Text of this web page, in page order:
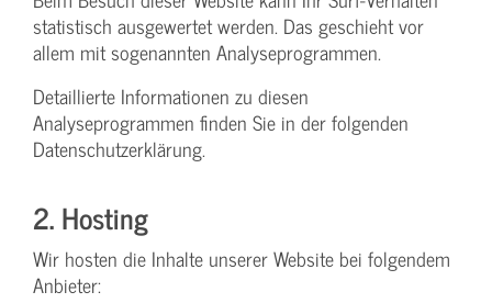
statistisch ausgewertet werden. Das geschieht vor
allem mit sogenannten Analyseprogrammen.
Detaillierte Informationen zu diesen
Analyseprogrammen finden Sie in der folgenden
Datenschutzerklärung.
2. Hosting
Wir hosten die Inhalte unserer Website bei folgendem
Anbieter: